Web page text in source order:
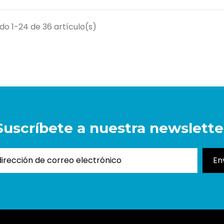
1-24 de 36 artículo(s)
a nuestra